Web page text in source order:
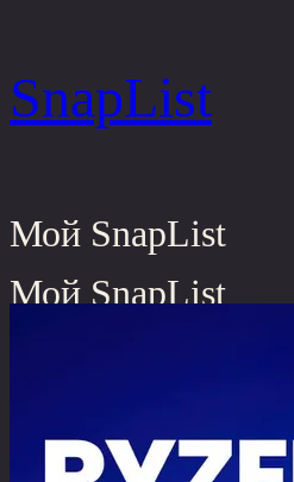
содержимому
SnapList
Мой SnapList
Мой SnapList